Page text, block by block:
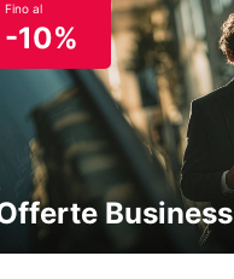
Fino al
-10%
Business